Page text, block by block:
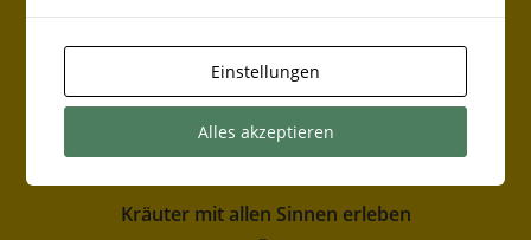
Gesundheitspass
Kräuter mit allen Sinnen erleben
Einstellungen
Alles akzeptieren